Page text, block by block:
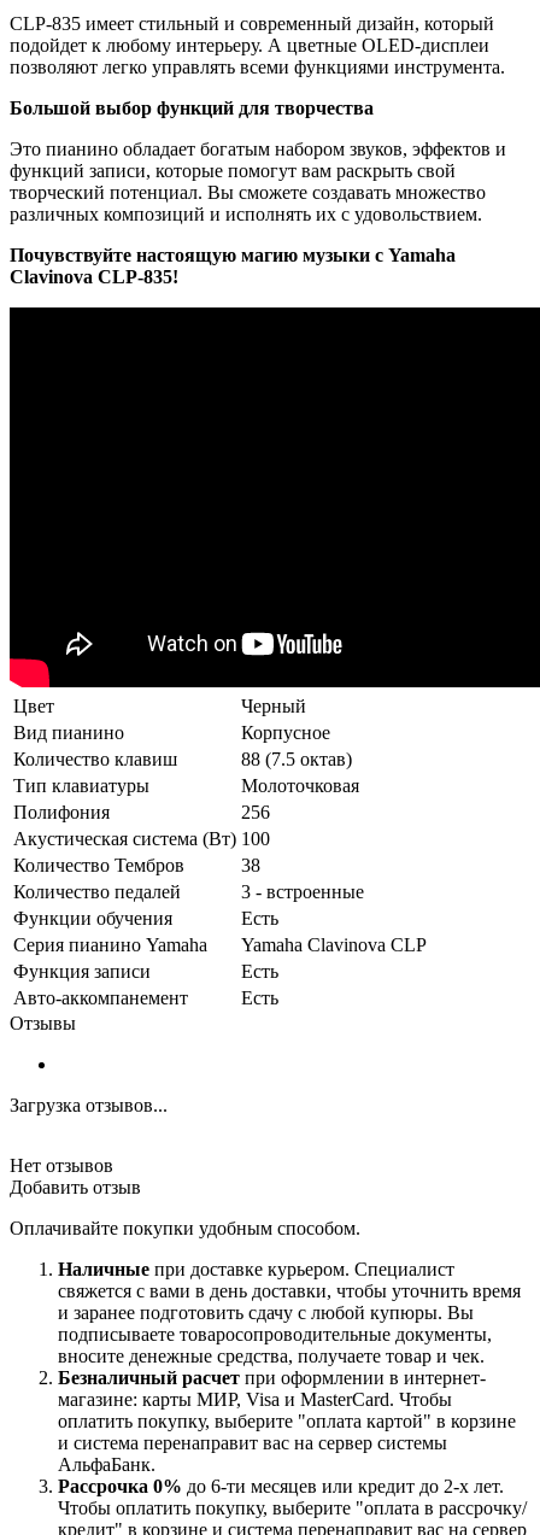
CLP-835 имеет стильный и современный дизайн, который
подойдет к любому интерьеру. А цветные OLED-дисплеи
позволяют легко управлять всеми функциями инструмента.
Большой выбор функций для творчества
Это пианино обладает богатым набором звуков, эффектов и
функций записи, которые помогут вам раскрыть свой
творческий потенциал. Вы сможете создавать множество
различных композиций и исполнять их с удовольствием.
Почувствуйте настоящую магию музыки с Yamaha
Clavinova CLP-835!
Цвет
Черный
Вид пианино
Корпусное
Количество клавиш
88 (7.5 октав)
Тип клавиатуры
Молоточковая
Полифония
256
Акустическая система (Вт) 100
Количество Тембров
38
Количество педалей
3 - встроенные
Функции обучения
Есть
Серия пианино Yamaha
Yamaha Clavinova CLP
Функция записи
Есть
Авто-аккомпанемент
Есть
Отзывы
Загрузка отзывов...
Нет отзывов
Добавить отзыв
Оплачивайте покупки удобным способом.
Наличные при доставке курьером. Специалист
свяжется с вами в день доставки, чтобы уточнить время
и заранее подготовить сдачу с любой купюры. Вы
подписываете товаросопроводительные документы,
вносите денежные средства, получаете товар и чек.
Безналичный расчет при оформлении в интернет-
магазине: карты МИР, Visa и MasterCard. Чтобы
оплатить покупку, выберите "оплата картой" в корзине
и система перенаправит вас на сервер системы
АльфаБанк.
Рассрочка 0% до 6-ти месяцев или кредит до 2-х лет.
Чтобы оплатить покупку, выберите "оплата в рассрочку/
кредит" в корзине и система перенаправит вас на сервер